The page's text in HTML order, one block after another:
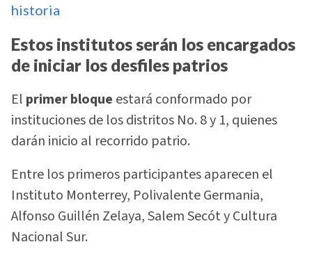
historia
Estos institutos serán los encargados
de iniciar los desfiles patrios
El primer bloque estará conformado por
instituciones de los distritos No. 8 y 1, quienes
darán inicio al recorrido patrio.
Entre los primeros participantes aparecen el
Instituto Monterrey, Polivalente Germania,
Alfonso Guillén Zelaya, Salem Secót y Cultura
Nacional Sur.